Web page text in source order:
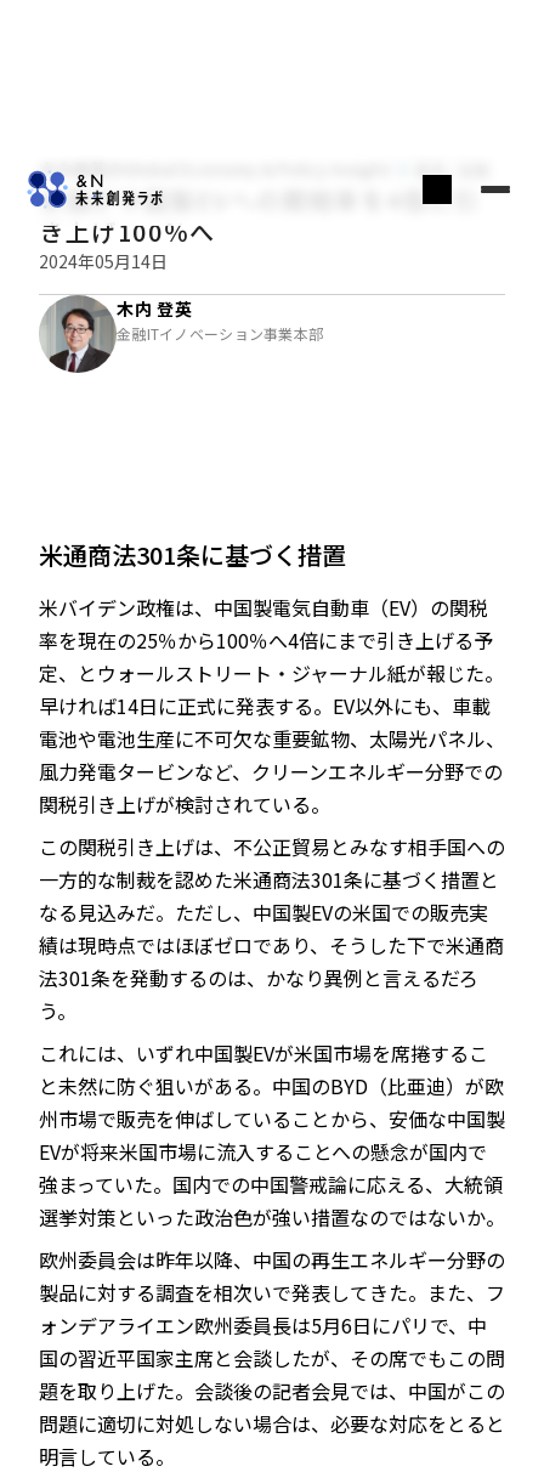
JP EN
木内登英のGlobal Economy & Policy Insight
米国が中国製EVへの関税率を4倍に引
き上げ100％へ
2024年05月14日
木内 登英
金融ITイノベーション事業本部
米通商法301条に基づく措置
米バイデン政権は、中国製電気自動車（EV）の関税
率を現在の25％から100％へ4倍にまで引き上げる予
定、とウォールストリート・ジャーナル紙が報じた。
早ければ14日に正式に発表する。EV以外にも、車載
電池や電池生産に不可欠な重要鉱物、太陽光パネル、
風力発電タービンなど、クリーンエネルギー分野での
関税引き上げが検討されている。
この関税引き上げは、不公正貿易とみなす相手国への
一方的な制裁を認めた米通商法301条に基づく措置と
なる見込みだ。ただし、中国製EVの米国での販売実
績は現時点ではほぼゼロであり、そうした下で米通商
法301条を発動するのは、かなり異例と言えるだろ
う。
これには、いずれ中国製EVが米国市場を席捲するこ
と未然に防ぐ狙いがある。中国のBYD（比亜迪）が欧
州市場で販売を伸ばしていることから、安価な中国製
EVが将来米国市場に流入することへの懸念が国内で
強まっていた。国内での中国警戒論に応える、大統領
選挙対策といった政治色が強い措置なのではないか。
欧州委員会は昨年以降、中国の再生エネルギー分野の
製品に対する調査を相次いで発表してきた。また、フ
ォンデアライエン欧州委員長は5月6日にパリで、中
国の習近平国家主席と会談したが、その席でもこの問
題を取り上げた。会談後の記者会見では、中国がこの
問題に適切に対処しない場合は、必要な対応をとると
明言している。